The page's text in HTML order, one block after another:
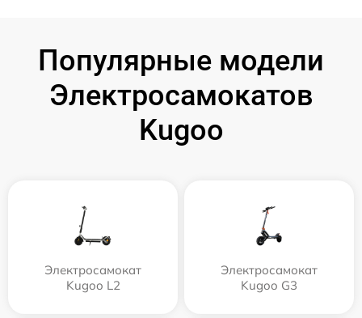
Популярные модели
Электросамокатов
Kugoo
Электросамокат
Kugoo L2
Электросамокат
Kugoo G3